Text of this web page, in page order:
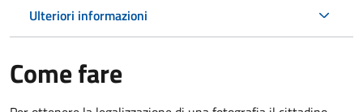
Ulteriori informazioni
Come fare